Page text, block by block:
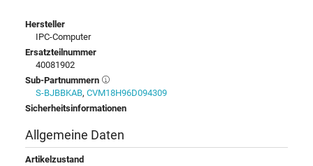
Hersteller
IPC-Computer
Ersatzteilnummer
40081902
Sub-Partnummern
S-BJBBKAB, CVM18H96D094309
Sicherheitsinformationen
Allgemeine Daten
Artikelzustand